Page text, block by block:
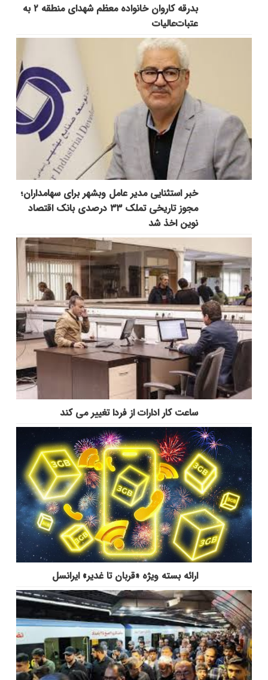
بدرقه کاروان خانواده معظم شهدای منطقه ۲ به
عتبات‌عالیات
خبر استثنایی مدیر عامل وبشهر برای سهامداران؛
مجوز تاریخی تملک ۳۳ درصدی بانک اقتصاد
نوین اخذ شد
ساعت کار ادارات از فردا تغییر می کند
ارائه بسته ویژه «قربان تا غدیر» ایرانسل